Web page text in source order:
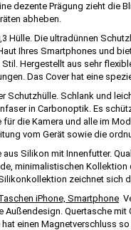
dezente Prägung zieht die
abheben.
Hülle. Die ultradünnen
Ihres Smartphones und
Hergestellt aus sehr
Das Cover hat eine
Schutzhülle. Schlank und
in Carbonoptik. Es
für die Kamera und alle im
vom Gerät sowie die
aus Silikon mit Innenfutter.
minimalistischen
zeichnet sich
iPhone, Smartphone
Außendesign. Quertasche
hat einen Magnetverschluss